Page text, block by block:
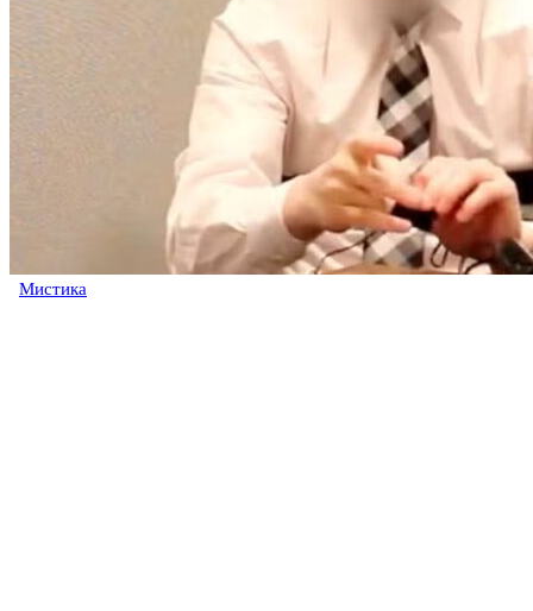
Мистика